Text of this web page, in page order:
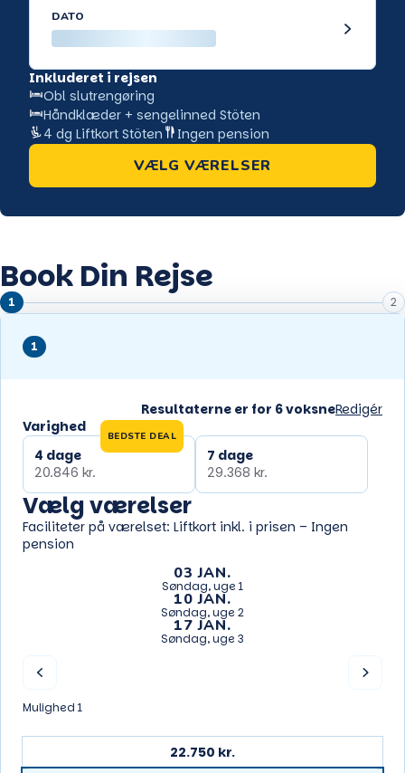
Derudover kan hele familien også samles omkring bowling,
besøge Vattufjäll hvor der er pool og sauna. Musikquiz på
bistroen. Har du unge mennesker med og de ønsker en
hyggelig aften, finder man også en hyggelig afterskibar med
livemusik på basseriet. Stöten byder også på lækre
restauranter hvor vi kan anbefale Älvans Restaurant & Café der
ligger på skitorvet. Mangler du lidt østrigsk stemning, kan du
tage til Tyrolerladen, som er en restaurant der serverer klassisk
østrigsk mad.
DATO
Inkluderet i rejsen
Obl slutrengøring
Håndklæder + sengelinned Stöten
4 dg Liftkort Stöten
Ingen pension
VÆLG VÆRELSER
Book Din Rejse
1 2
1
Resultaterne er for 6 voksneRedigér
Varighed
BEDSTE DEAL
4 dage
20.846 kr.
7 dage
29.368 kr.
Vælg værelser
Faciliteter på værelset: Liftkort inkl. i prisen – Ingen
pension
03 JAN.
Søndag, uge 1
10 JAN.
Søndag, uge 2
17 JAN.
Søndag, uge 3
Mulighed 1
22.750 kr.